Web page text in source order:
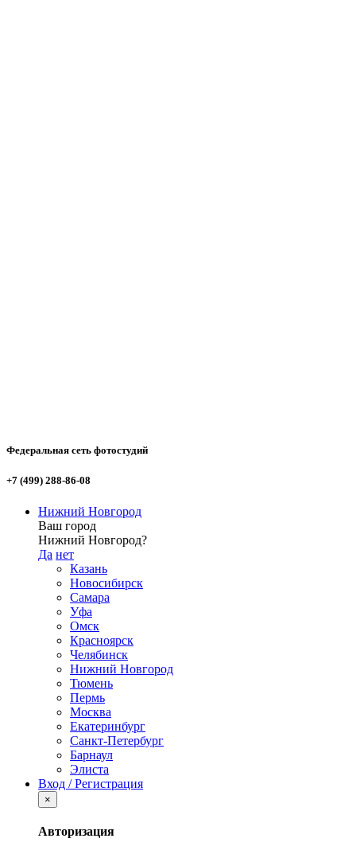
Федеральная сеть фотостудий
+7 (499) 288-86-08
Нижний Новгород
Ваш город
Нижний Новгород?
Да нет
Казань
Новосибирск
Самара
Уфа
Омск
Красноярск
Челябинск
Нижний Новгород
Тюмень
Пермь
Москва
Екатеринбург
Санкт-Петербург
Барнаул
Элиста
Вход / Регистрация
×
Авторизация